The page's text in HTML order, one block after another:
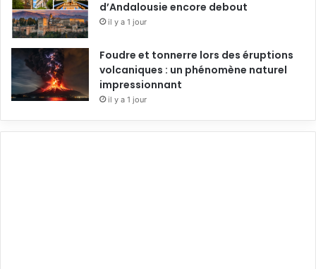
d’Andalousie encore debout
il y a 1 jour
Foudre et tonnerre lors des éruptions
volcaniques : un phénomène naturel
impressionnant
il y a 1 jour